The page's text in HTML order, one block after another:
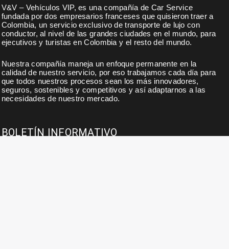
V&V – Vehículos VIP, es una compañía de Car Service
fundada por dos empresarios franceses que quisieron traer a
Colombia, un servicio exclusivo de transporte de lujo con
conductor, al nivel de las grandes ciudades en el mundo, para
ejecutivos y turistas en Colombia y el resto del mundo.
Nuestra compañía maneja un enfoque permanente en la
calidad de nuestro servicio, por eso trabajamos cada día para
que todos nuestros procesos sean los más innovadores,
seguros, sostenibles y competitivos y así adaptarnos a las
necesidades de nuestro mercado.
BOLETÍN INFORMATIVO